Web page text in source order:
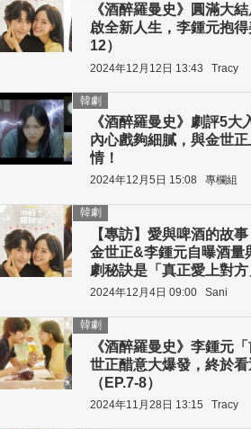
《酒醉羅曼史》圓滿大
啟全新人生，李鍾元抱
12）
2024年12月12日 13:43 Tracy
《酒醉羅曼史》劇評5大
內心戲夠細膩，與金世
情！
韓劇
2024年12月5日 15:08 專欄組
【專訪】愛與啤酒的故
金世正&李鍾元自曝酒量
劇秘訣是「真正愛上對方
韓劇
2024年12月4日 09:00 Sani
《酒醉羅曼史》李鍾元
世正醋意大爆發，終於
（EP.7-8）
韓劇
2024年11月28日 13:15 Tracy